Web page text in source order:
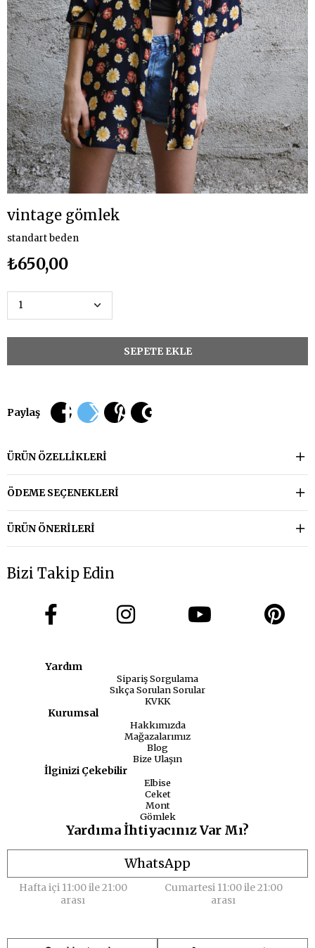
vintage gömlek
standart beden
₺650,00
Paylaş
ÜRÜN ÖZELLIKLERI
ÖDEME SEÇENEKLERI
ÜRÜN ÖNERILERI
Bizi Takip Edin
Yardım
Sipariş Sorgulama
Sıkça Sorulan Sorular
KVKK
Kurumsal
Hakkımızda
Mağazalarımız
Blog
Bize Ulaşın
İlginizi Çekebilir
Elbise
Ceket
Mont
Gömlek
Yardıma İhtiyacınız Var Mı?
WhatsApp
Hafta içi 11:00 ile 21:00
arası
Cumartesi 11:00 ile 21:00
arası